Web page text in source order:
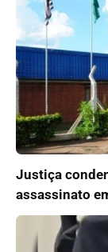
Justiça
assassinato